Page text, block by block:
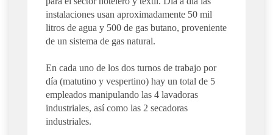
instalaciones usan aproximadamente 50 mil
litros de agua y 500 de gas butano, proveniente
de un sistema de gas natural.
En cada uno de los dos turnos de trabajo por
día (matutino y vespertino) hay un total de 5
empleados manipulando las 4 lavadoras
industriales, así como las 2 secadoras
industriales.